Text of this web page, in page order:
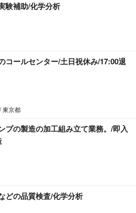
験補助/化学分析
コールセンター/土日祝休み/17:00退
東京都
プの製造の加工組み立て業務。/即入
どの品質検査/化学分析